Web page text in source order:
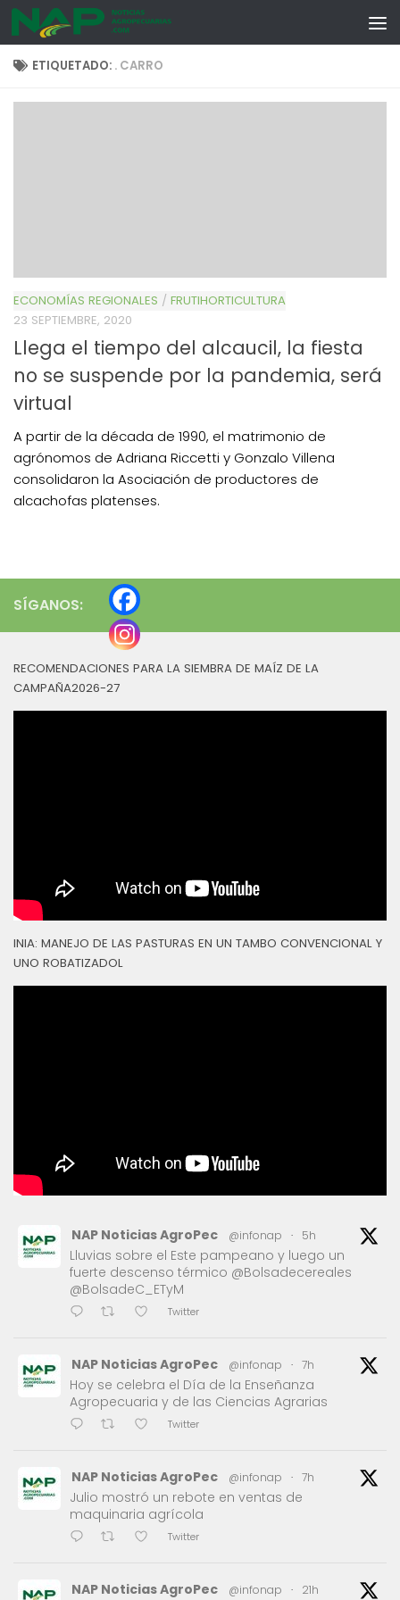
Skip to content
ETIQUETADO: . CARRO
ECONOMÍAS REGIONALES / FRUTIHORTICULTURA
23 SEPTIEMBRE, 2020
Llega el tiempo del alcaucil, la fiesta
no se suspende por la pandemia, será
virtual
A partir de la década de 1990, el matrimonio de
agrónomos de Adriana Riccetti y Gonzalo Villena
consolidaron la Asociación de productores de
alcachofas platenses.
SÍGANOS:
RECOMENDACIONES PARA LA SIEMBRA DE MAÍZ DE LA
CAMPAÑA2026-27
INIA: MANEJO DE LAS PASTURAS EN UN TAMBO CONVENCIONAL Y
UNO ROBATIZADOL
NAP Noticias AgroPec @infonap · 5h
Lluvias sobre el Este pampeano y luego un
fuerte descenso térmico @Bolsadecereales
@BolsadeC_ETyM
Twitter
NAP Noticias AgroPec @infonap · 7h
Hoy se celebra el Día de la Enseñanza
Agropecuaria y de las Ciencias Agrarias
Twitter
NAP Noticias AgroPec @infonap · 7h
Julio mostró un rebote en ventas de
maquinaria agrícola
Twitter
NAP Noticias AgroPec @infonap · 21h